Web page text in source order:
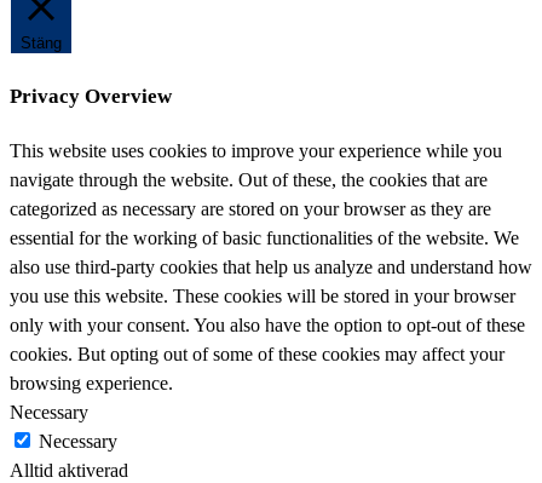
Stäng
Privacy Overview
This website uses cookies to improve your experience while you
navigate through the website. Out of these, the cookies that are
categorized as necessary are stored on your browser as they are
essential for the working of basic functionalities of the website. We
also use third-party cookies that help us analyze and understand how
you use this website. These cookies will be stored in your browser
only with your consent. You also have the option to opt-out of these
cookies. But opting out of some of these cookies may affect your
browsing experience.
Necessary
Necessary
Alltid aktiverad